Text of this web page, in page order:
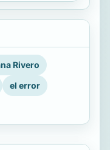
Rivero
el error